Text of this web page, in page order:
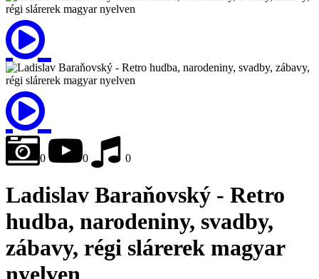
0 0 0
Ladislav Baraňovský - Retro
hudba, narodeniny, svadby,
zábavy, régi slárerek magyar